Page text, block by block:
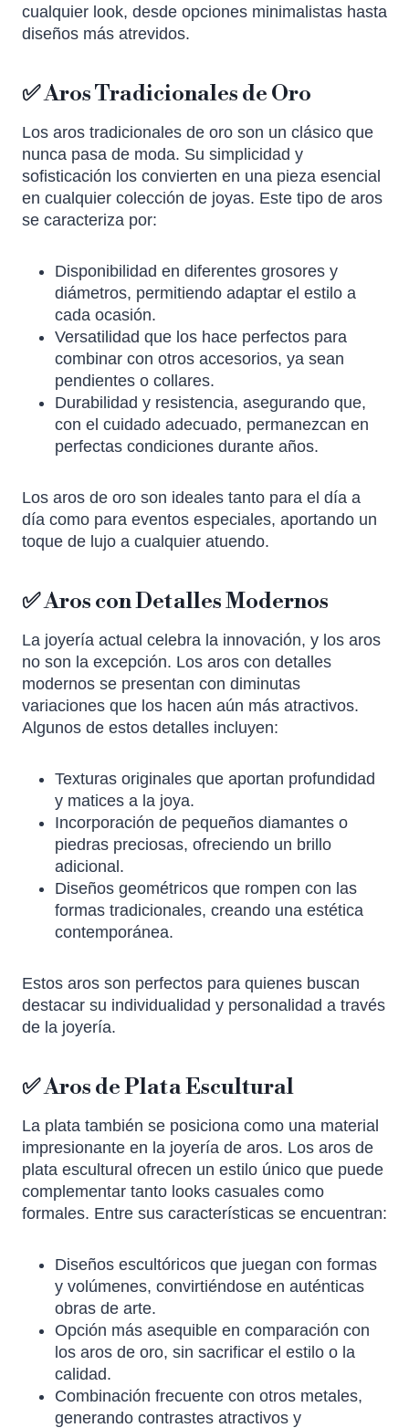
cualquier look, desde opciones minimalistas hasta
diseños más atrevidos.
✅ Aros Tradicionales de Oro
Los aros tradicionales de oro son un clásico que
nunca pasa de moda. Su simplicidad y
sofisticación los convierten en una pieza esencial
en cualquier colección de joyas. Este tipo de aros
se caracteriza por:
Disponibilidad en diferentes grosores y
diámetros, permitiendo adaptar el estilo a
cada ocasión.
Versatilidad que los hace perfectos para
combinar con otros accesorios, ya sean
pendientes o collares.
Durabilidad y resistencia, asegurando que,
con el cuidado adecuado, permanezcan en
perfectas condiciones durante años.
Los aros de oro son ideales tanto para el día a
día como para eventos especiales, aportando un
toque de lujo a cualquier atuendo.
✅ Aros con Detalles Modernos
La joyería actual celebra la innovación, y los aros
no son la excepción. Los aros con detalles
modernos se presentan con diminutas
variaciones que los hacen aún más atractivos.
Algunos de estos detalles incluyen:
Texturas originales que aportan profundidad
y matices a la joya.
Incorporación de pequeños diamantes o
piedras preciosas, ofreciendo un brillo
adicional.
Diseños geométricos que rompen con las
formas tradicionales, creando una estética
contemporánea.
Estos aros son perfectos para quienes buscan
destacar su individualidad y personalidad a través
de la joyería.
✅ Aros de Plata Escultural
La plata también se posiciona como una material
impresionante en la joyería de aros. Los aros de
plata escultural ofrecen un estilo único que puede
complementar tanto looks casuales como
formales. Entre sus características se encuentran:
Diseños escultóricos que juegan con formas
y volúmenes, convirtiéndose en auténticas
obras de arte.
Opción más asequible en comparación con
los aros de oro, sin sacrificar el estilo o la
calidad.
Combinación frecuente con otros metales,
generando contrastes atractivos y